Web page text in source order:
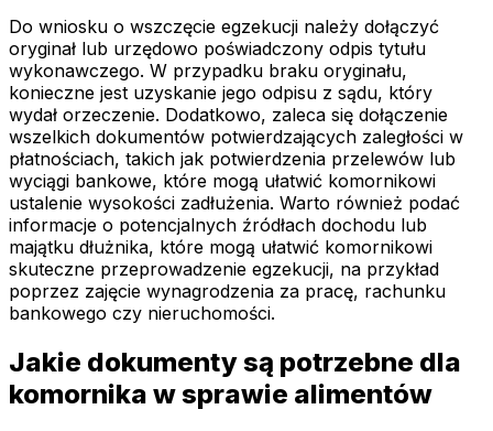
Do wniosku o wszczęcie egzekucji należy dołączyć
oryginał lub urzędowo poświadczony odpis tytułu
wykonawczego. W przypadku braku oryginału,
konieczne jest uzyskanie jego odpisu z sądu, który
wydał orzeczenie. Dodatkowo, zaleca się dołączenie
wszelkich dokumentów potwierdzających zaległości w
płatnościach, takich jak potwierdzenia przelewów lub
wyciągi bankowe, które mogą ułatwić komornikowi
ustalenie wysokości zadłużenia. Warto również podać
informacje o potencjalnych źródłach dochodu lub
majątku dłużnika, które mogą ułatwić komornikowi
skuteczne przeprowadzenie egzekucji, na przykład
poprzez zajęcie wynagrodzenia za pracę, rachunku
bankowego czy nieruchomości.
Jakie dokumenty są potrzebne dla
komornika w sprawie alimentów